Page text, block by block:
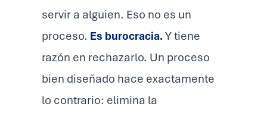
servir a alguien. Eso no es un
proceso. Es burocracia.Y tiene
razón en rechazarlo. Un proceso
bien diseñado hace exactamente
lo contrario: elimina la